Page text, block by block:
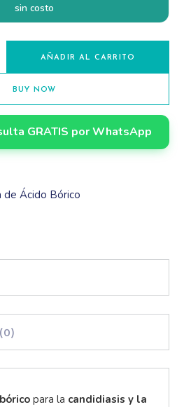
sin costo
quantity
AÑADIR AL CARRITO
BUY NOW
GRATIS por WhatsApp
de Ácido Bórico
para la candidiasis y la